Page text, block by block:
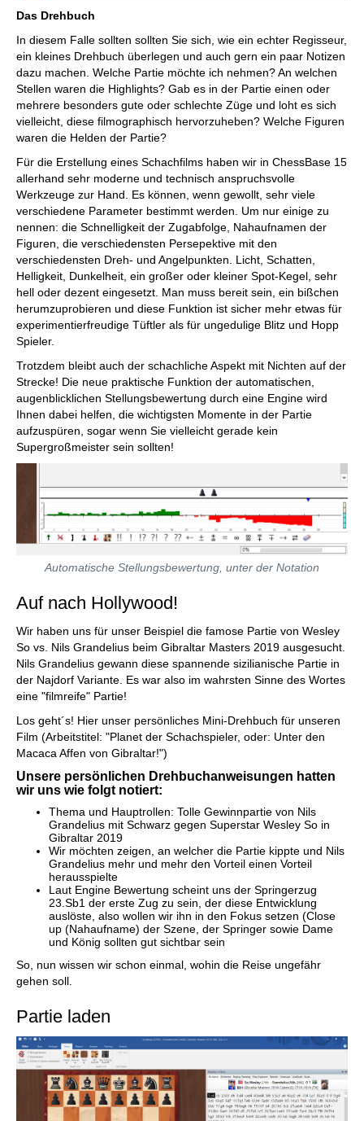
Das Drehbuch
In diesem Falle sollten sollten Sie sich, wie ein echter Regisseur,
ein kleines Drehbuch überlegen und auch gern ein paar Notizen
dazu machen. Welche Partie möchte ich nehmen? An welchen
Stellen waren die Highlights? Gab es in der Partie einen oder
mehrere besonders gute oder schlechte Züge und loht es sich
vielleicht, diese filmographisch hervorzuheben? Welche Figuren
waren die Helden der Partie?
Für die Erstellung eines Schachfilms haben wir in ChessBase 15
allerhand sehr moderne und technisch anspruchsvolle
Werkzeuge zur Hand. Es können, wenn gewollt, sehr viele
verschiedene Parameter bestimmt werden. Um nur einige zu
nennen: die Schnelligkeit der Zugabfolge, Nahaufnamen der
Figuren, die verschiedensten Persepektive mit den
verschiedensten Dreh- und Angelpunkten. Licht, Schatten,
Helligkeit, Dunkelheit, ein großer oder kleiner Spot-Kegel, sehr
hell oder dezent eingesetzt. Man muss bereit sein, ein bißchen
herumzuprobieren und diese Funktion ist sicher mehr etwas für
experimentierfreudige Tüftler als für ungedulige Blitz und Hopp
Spieler.
Trotzdem bleibt auch der schachliche Aspekt mit Nichten auf der
Strecke! Die neue praktische Funktion der automatischen,
augenblicklichen Stellungsbewertung durch eine Engine wird
Ihnen dabei helfen, die wichtigsten Momente in der Partie
aufzuspüren, sogar wenn Sie vielleicht gerade kein
Supergroßmeister sein sollten!
Automatische Stellungsbewertung, unter der Notation
Auf nach Hollywood!
Wir haben uns für unser Beispiel die famose Partie von Wesley
So vs. Nils Grandelius beim Gibraltar Masters 2019 ausgesucht.
Nils Grandelius gewann diese spannende sizilianische Partie in
der Najdorf Variante. Es war also im wahrsten Sinne des Wortes
eine "filmreife" Partie!
Los geht´s! Hier unser persönliches Mini-Drehbuch für unseren
Film (Arbeitstitel: "Planet der Schachspieler, oder: Unter den
Macaca Affen von Gibraltar!")
Unsere persönlichen Drehbuchanweisungen hatten
wir uns wie folgt notiert:
Thema und Hauptrollen: Tolle Gewinnpartie von Nils
Grandelius mit Schwarz gegen Superstar Wesley So in
Gibraltar 2019
Wir möchten zeigen, an welcher die Partie kippte und Nils
Grandelius mehr und mehr den Vorteil einen Vorteil
herausspielte
Laut Engine Bewertung scheint uns der Springerzug
23.Sb1 der erste Zug zu sein, der diese Entwicklung
auslöste, also wollen wir ihn in den Fokus setzen (Close
up (Nahaufname) der Szene, der Springer sowie Dame
und König sollten gut sichtbar sein
So, nun wissen wir schon einmal, wohin die Reise ungefähr
gehen soll.
Partie laden